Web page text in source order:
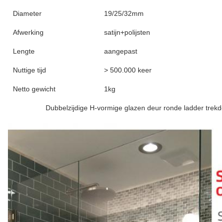
Diameter 19/25/32mm
Afwerking satijn+polijsten
Lengte aangepast
Nuttige tijd > 500.000 keer
Netto gewicht 1kg
Dubbelzijdige H-vormige glazen deur ronde ladder